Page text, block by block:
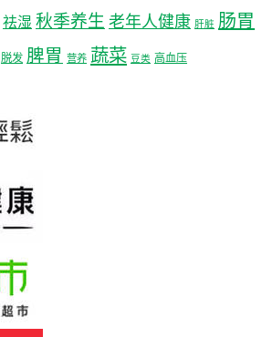
祛湿 秋季养生 老年人健康 肝脏 肠胃
脱发 脾胃 营养 蔬菜 豆类 高血压